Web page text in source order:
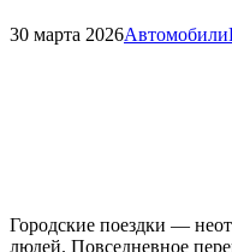
30 марта 2026Автомобили
Городские поездки —
людей. Повседневное